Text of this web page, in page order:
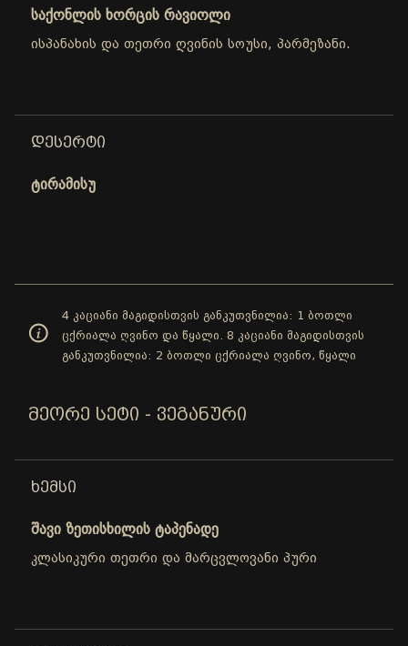
საქონლის ხორცის რავიოლი
ისპანახის და თეთრი ღვინის სოუსი, პარმეზანი.
ᲓᲔᲡᲔᲠᲢᲘ
ტირამისუ
4 კაციანი მაგიდისთვის განკუთვნილია: 1 ბოთლი
ცქრიალა ღვინო და წყალი. 8 კაციანი მაგიდისთვის
განკუთვნილია: 2 ბოთლი ცქრიალა ღვინო, წყალი
ᲛᲔᲝᲠᲔ ᲡᲔᲢᲘ - ᲕᲔᲒᲐᲜᲣᲠᲘ
ᲮᲔᲛᲡᲘ
შავი ზეთისხილის ტაპენადე
კლასიკური თეთრი და მარცვლოვანი პური